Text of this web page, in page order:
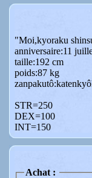
"Moi,kyoraku
anniversaire:11
taille:192 cm
poids:87 kg
STR=250
DEX=100
INT=150
Achat :